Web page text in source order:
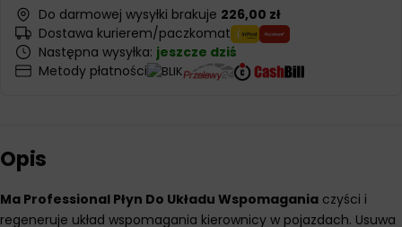
Do darmowej wysyłki brakuje 226,00 zł
Dostawa kurierem/paczkomat
Następna wysyłka: jeszcze dziś
Metody płatności
Opis
Ma Professional Płyn Do Układu Wspomagania czyści i
regeneruje układ wspomagania kierownicy w pojazdach. Usuwa